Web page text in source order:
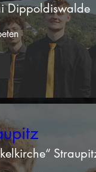
Dippoldiswalde